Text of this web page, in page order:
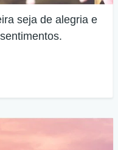
seja de alegria e